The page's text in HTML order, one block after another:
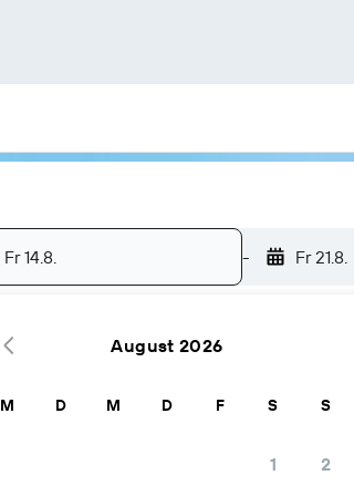
Fr 14.8. - Fr 21.8.
August 2026
M D M D F S S
1 2